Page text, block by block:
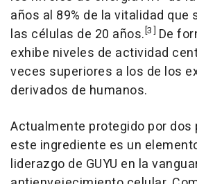
años al 89% de la vitalidad que
las células de 20 años. [3] De
exhibe niveles de actividad
veces superiores a los de los
derivados de humanos.
Actualmente protegido por dos
este ingrediente es un
liderazgo de GUYU en la